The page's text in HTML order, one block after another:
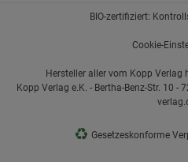
BIO-zertifiziert:
Cookie-
Hersteller aller vom Kopp Verlag
Kopp Verlag e.K. - Bertha-Benz-Str. 10 -
♻ Gesetzeskonforme